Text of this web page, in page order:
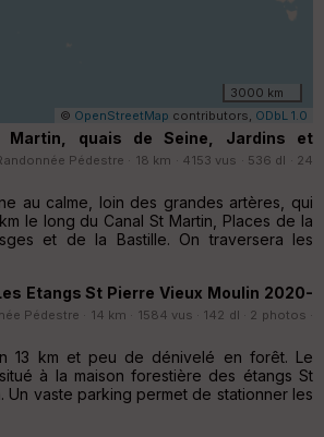
3000 km
© OpenStreetMap contributors, ODbL 1.0
Martin, quais de Seine, Jardins et
Pédestre · 18 km · 4153 vus · 536 dl · 24
au calme, loin des grandes artères, qui
le long du Canal St Martin, Places de la
et de la Bastille. On traversera les
Etangs St Pierre Vieux Moulin 2020-
Pédestre · 14 km · 1584 vus · 142 dl · 2 photos ·
13 km et peu de dénivelé en forêt. Le
à la maison forestière des étangs St
Un vaste parking permet de stationner les